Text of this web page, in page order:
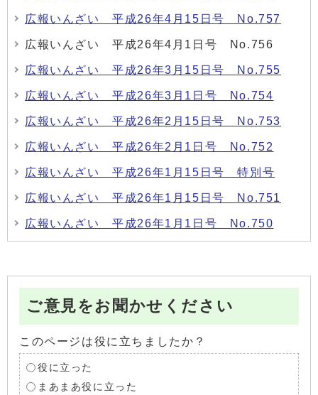
広報いんざい 平成26年4月15日号 No.757
広報いんざい 平成26年4月1日号 No.756
広報いんざい 平成26年3月15日号 No.755
広報いんざい 平成26年3月1日号 No.754
広報いんざい 平成26年2月15日号 No.753
広報いんざい 平成26年2月1日号 No.752
広報いんざい 平成26年1月15日号 特別号
広報いんざい 平成26年1月15日号 No.751
広報いんざい 平成26年1月1日号 No.750
ご意見をお聞かせください
このページは役に立ちましたか？
役に立った
まあまあ役に立った